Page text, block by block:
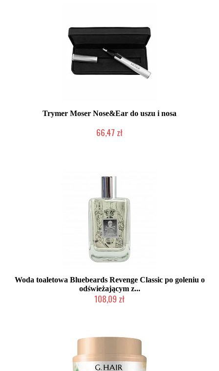
Trymer Moser Nose&Ear do uszu i nosa
66,47 zł
Woda toaletowa Bluebeards Revenge Classic po goleniu o
odświeżającym z...
108,09 zł